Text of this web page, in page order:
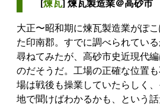
[煉瓦] 煉瓦製造業＠高砂市
大正〜昭和期に煉瓦製造業がぽ
た印南郡。すでに調べられてい
尋ねてみたが、高砂市史近現代
のだそうだ。工場の正確な位置
場は戦後も操業していたらしく
地で聞けばわかるかも、という